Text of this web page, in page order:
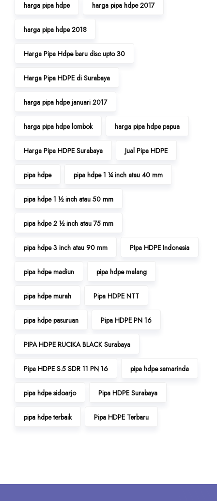
harga pipa hdpe harga pipa hdpe 2017
harga pipa hdpe 2018
Harga Pipa Hdpe baru disc upto 30
Harga Pipa HDPE di Surabaya
harga pipa hdpe januari 2017
harga pipa hdpe lombok harga pipa hdpe papua
Harga Pipa HDPE Surabaya Jual Pipa HDPE
pipa hdpe pipa hdpe 1 ¼ inch atau 40 mm
pipa hdpe 1 ½ inch atau 50 mm
pipa hdpe 2 ½ inch atau 75 mm
pipa hdpe 3 inch atau 90 mm PIpa HDPE Indonesia
pipa hdpe madiun pipa hdpe malang
pipa hdpe murah Pipa HDPE NTT
pipa hdpe pasuruan Pipa HDPE PN 16
PIPA HDPE RUCIKA BLACK Surabaya
Pipa HDPE S.5 SDR 11 PN 16 pipa hdpe samarinda
pipa hdpe sidoarjo Pipa HDPE Surabaya
pipa hdpe terbaik Pipa HDPE Terbaru